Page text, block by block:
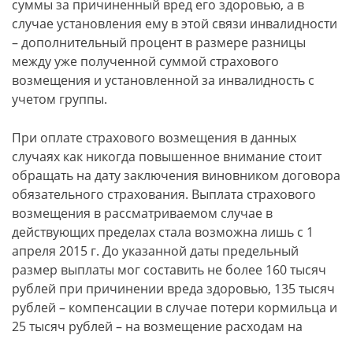
суммы за причиненный вред его здоровью, а в
случае установления ему в этой связи инвалидности
– дополнительный процент в размере разницы
между уже полученной суммой страхового
возмещения и установленной за инвалидность с
учетом группы.
При оплате страхового возмещения в данных
случаях как никогда повышенное внимание стоит
обращать на дату заключения виновником договора
обязательного страхования. Выплата страхового
возмещения в рассматриваемом случае в
действующих пределах стала возможна лишь с 1
апреля 2015 г. До указанной даты предельный
размер выплаты мог составить не более 160 тысяч
рублей при причинении вреда здоровью, 135 тысяч
рублей – компенсации в случае потери кормильца и
25 тысяч рублей – на возмещение расходам на